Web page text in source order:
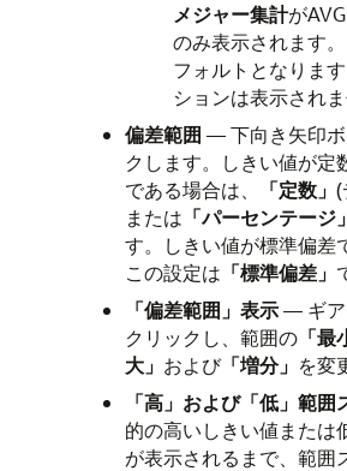
メジャー集計が
のみ表示されます
フォルトとなりま
ションは表示されま
偏差範囲 — 下向き矢印
クします。しきい値が定
である場合は、
「定数」 (
または 「パーセンテージ」
す。しきい値が標準偏差
この設定は 「標準偏差」
「偏差範囲」表示— ギア
クリックし、範囲の 「最
大」 および「増分」 を変
「高」および「低」範囲
的の高いしきい値または
が表示されるまで、範囲